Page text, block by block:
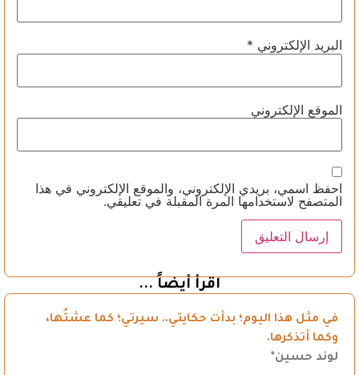
البريد الإلكتروني *
الموقع الإلكتروني
احفظ اسمي، بريدي الإلكتروني، والموقع الإلكتروني في هذا
المتصفح لاستخدامها المرة المقبلة في تعليقي.
اقرأ أيضاً ...
في مثل هذا اليوم؛ بدأت حكايتي.. سيرتي؛ كما عشتُها،
وكما أتذكرها.
لوند حسين*